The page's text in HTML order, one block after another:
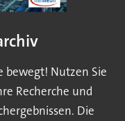
bewegt! Nutzen Sie
Recherche und
Die